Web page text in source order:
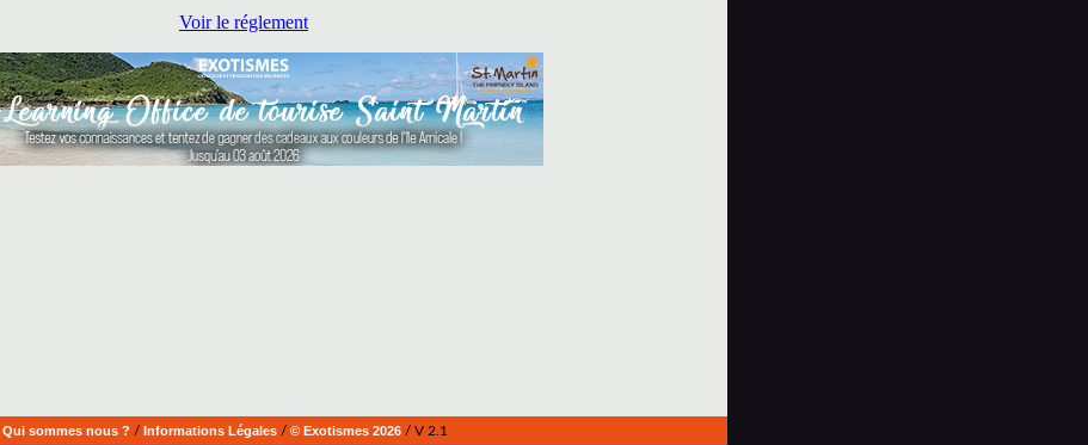
Qui sommes nous ? / Informations Légales/ © Exotismes 2026/ V 2.1